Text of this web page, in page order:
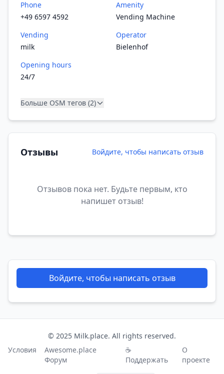
Phone
+49 6597 4592
Amenity
Vending Machine
Vending
milk
Operator
Bielenhof
Opening hours
24/7
Больше OSM тегов (2)
Отзывы Войдите, чтобы написать отзыв
Отзывов пока нет. Будьте первым, кто
напишет отзыв!
Войдите, чтобы написать отзыв
© 2025 Milk.place. All rights reserved.
Условия
Awesome.place
Форум
☕
Поддержать
О
проекте